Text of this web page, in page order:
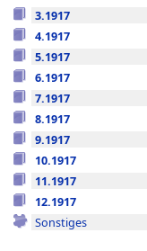
3.1917
4.1917
5.1917
6.1917
7.1917
8.1917
9.1917
10.1917
11.1917
12.1917
Sonstiges